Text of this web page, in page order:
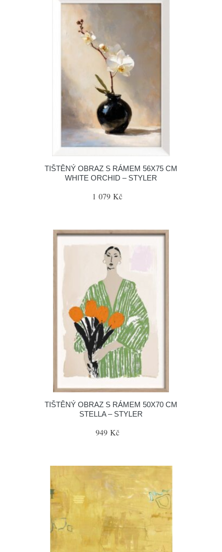
TIŠTĚNÝ OBRAZ S RÁMEM 56X75 CM
WHITE ORCHID – STYLER
1 079 Kč
TIŠTĚNÝ OBRAZ S RÁMEM 50X70 CM
STELLA – STYLER
949 Kč